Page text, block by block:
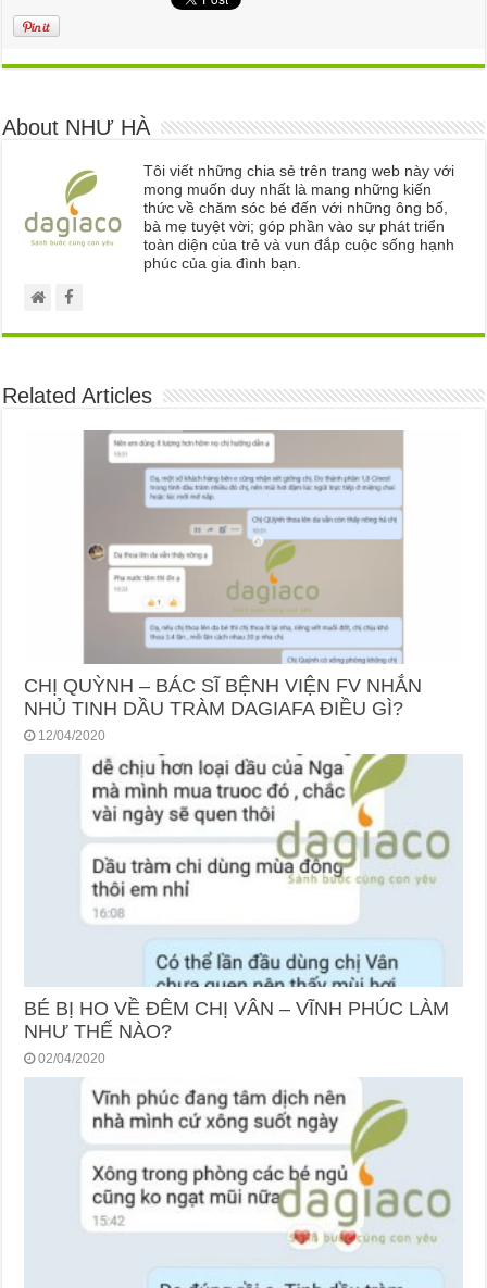
About NHƯ HÀ
Tôi viết những chia sẻ trên trang web này với
mong muốn duy nhất là mang những kiến
thức về chăm sóc bé đến với những ông bố,
bà mẹ tuyệt vời; góp phần vào sự phát triển
toàn diện của trẻ và vun đắp cuộc sống hạnh
phúc của gia đình bạn.
Related Articles
CHỊ QUỲNH – BÁC SĨ BỆNH VIỆN FV NHẮN
NHỦ TINH DẦU TRÀM DAGIAFA ĐIỀU GÌ?
12/04/2020
BÉ BỊ HO VỀ ĐÊM CHỊ VÂN – VĨNH PHÚC LÀM
NHƯ THẾ NÀO?
02/04/2020